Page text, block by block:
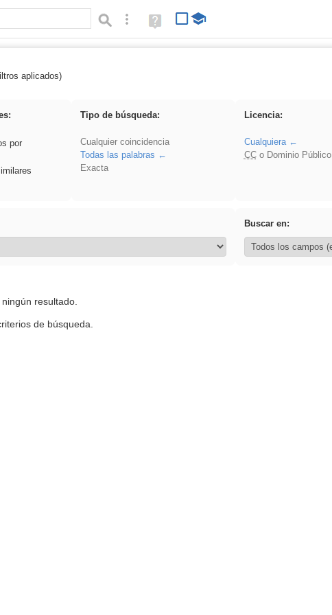
Búsqueda avanzada
Ayuda
(en
realista
aplicados)
por
Tipo de búsqueda:
Cualquier coincidencia
Todas las palabras
Exacta
Licencia:
Cualquiera
CCo Dominio Público
Buscar en:
resultado.
de búsqueda.